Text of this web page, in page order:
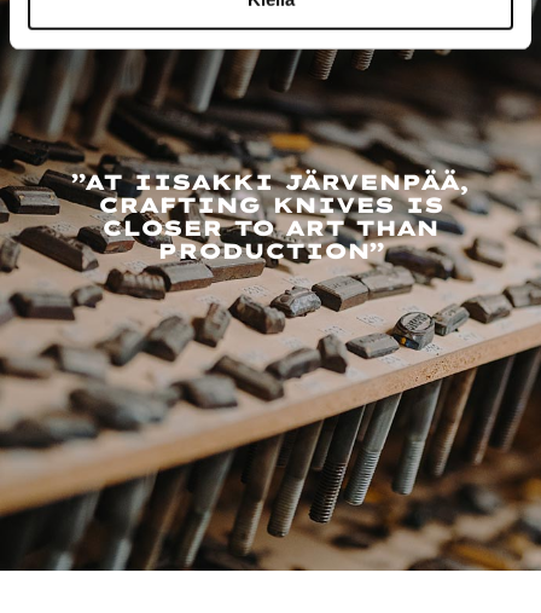
”AT IISAKKI JÄRVENPÄÄ,
CRAFTING KNIVES IS
CLOSER TO ART THAN
PRODUCTION”